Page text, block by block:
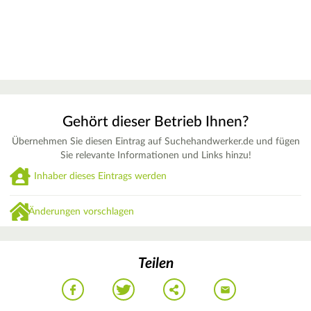
Gehört dieser Betrieb Ihnen?
Übernehmen Sie diesen Eintrag auf Suchehandwerker.de und fügen
Sie relevante Informationen und Links hinzu!
Inhaber dieses Eintrags werden
Änderungen vorschlagen
Teilen